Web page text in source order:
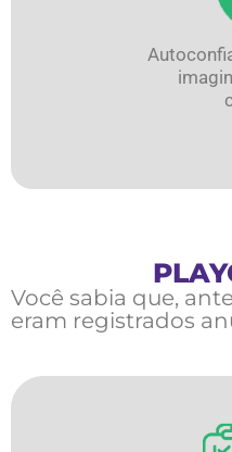
Você sabia que,
eram registrados